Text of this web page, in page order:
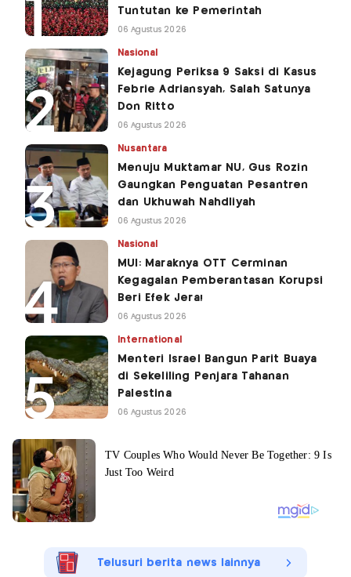
Tuntutan ke Pemerintah
06 Agustus 2026
Nasional
Kejagung Periksa 9 Saksi di Kasus
Febrie Adriansyah, Salah Satunya
Don Ritto
06 Agustus 2026
Nusantara
Menuju Muktamar NU, Gus Rozin
Gaungkan Penguatan Pesantren
dan Ukhuwah Nahdliyah
06 Agustus 2026
Nasional
MUI: Maraknya OTT Cerminan
Kegagalan Pemberantasan Korupsi
Beri Efek Jera!
06 Agustus 2026
International
Menteri Israel Bangun Parit Buaya
di Sekeliling Penjara Tahanan
Palestina
06 Agustus 2026
Telusuri berita news lainnya